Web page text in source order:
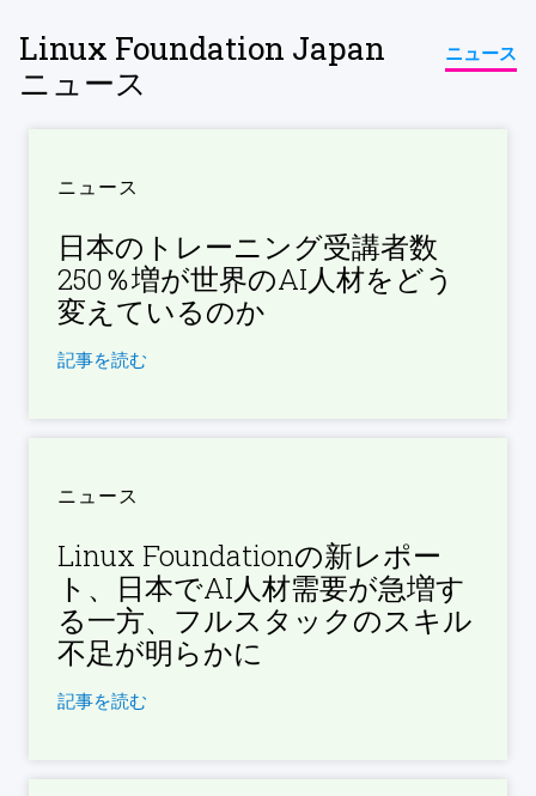
Linux Foundation Japan
ニュース
ニュース
ニュース
日本のトレーニング受講者数
250％増が世界のAI人材をどう
変えているのか
記事を読む
ニュース
Linux Foundationの新レポー
ト、日本でAI人材需要が急増す
る一方、フルスタックのスキル
不足が明らかに
記事を読む